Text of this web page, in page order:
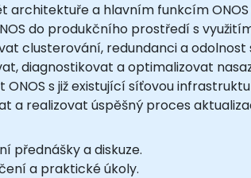
architektuře a hlavním funkcím
do produkčního prostředí s
clusterování, redundanci a
diagnostikovat a optimalizovat
ONOS s již existující síťovou
a realizovat úspěšný proces
přednášky a diskuze.
a praktické úkoly.